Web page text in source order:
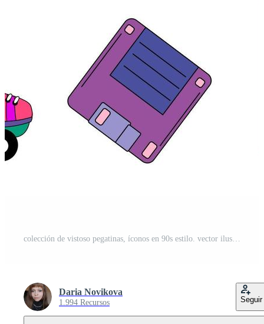
colección de vistoso pegatinas, íconos en 90s estilo. vector ilustración retro conjunto desde el era de el años 90 Clásico tetris, tamagotchi, casete, jugador, rodillo patines, de rubik cubo, disquete, teléfono.
Daria Novikova
1.994 Recursos Seguir